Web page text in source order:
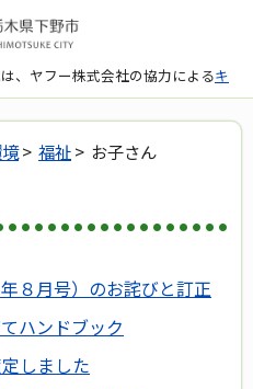
、ヤフー株式会社の協力によるキ
> 福祉> お子さん
８月号）のお詫びと訂正
ハンドブック
しました